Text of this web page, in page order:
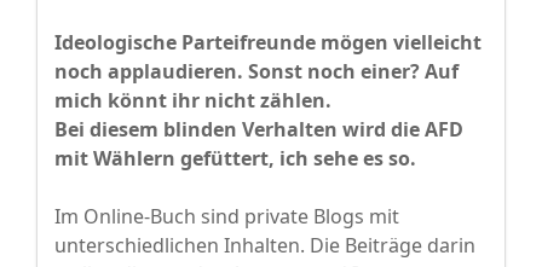
Ideologische Parteifreunde mögen vielleicht
noch applaudieren. Sonst noch einer? Auf
mich könnt ihr nicht zählen.
Bei diesem blinden Verhalten wird die AFD
mit Wählern gefüttert, ich sehe es so.
Im Online-Buch sind private Blogs mit
unterschiedlichen Inhalten. Die Beiträge darin